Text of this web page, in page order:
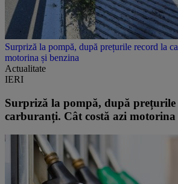
Surpriză la pompă, după prețurile record la
motorina și benzina
Actualitate
IERI
Surpriză la pompă, după prețurile
carburanți. Cât costă azi motorina